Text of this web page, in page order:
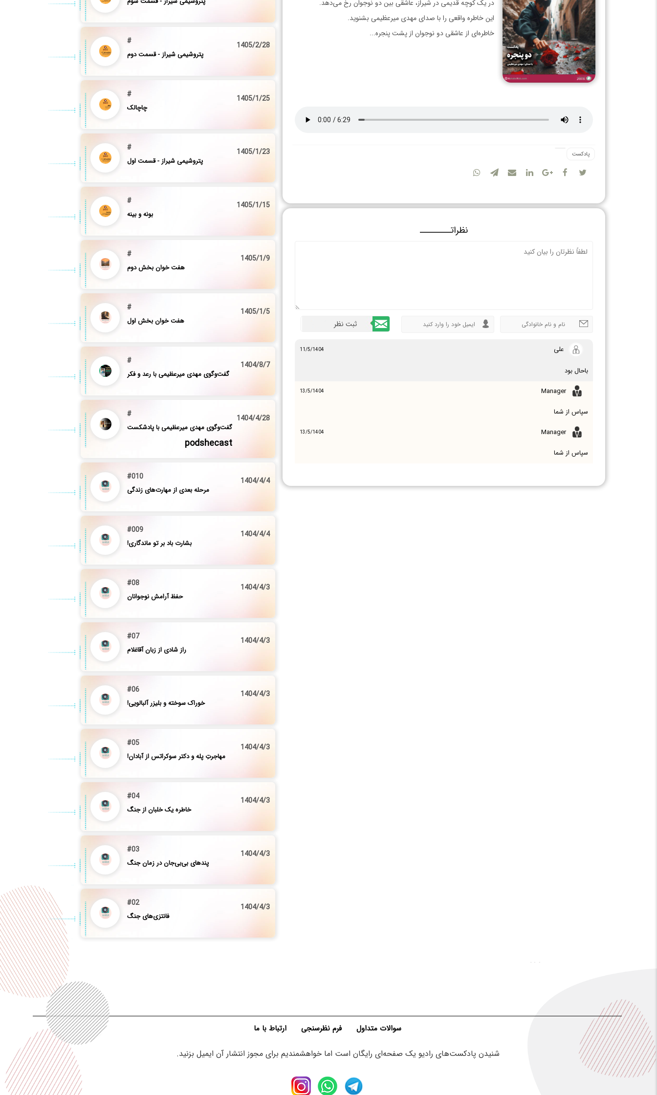
در یک کوچه قدیمی در شیراز، عاشقی بین دو نوجوان رخ می‌دهد.
این خاطره واقعی را با صدای مهدی میرعظیمی بشنوید.
خاطره‌ای از عاشقی دو نوجوان از پشت پنجره...
پادکست
نظراتـــــــــ
علی 11/5/1404
باحال بود
Manager
13/5/1404
سپاس از شما
Manager
13/5/1404
سپاس از شما
#
پتروشیمی شیراز - قسمت دوم
1405/2/28
#
چاچالک
1405/1/25
#
پتروشیمی شیراز - قسمت اول
1405/1/23
#
بونه و بینه
1405/1/15
#
هفت خوان بخش دوم
1405/1/9
#
هفت خوان بخش اول
1405/1/5
#
گفت‌وگوی مهدی میرعظیمی با رعد و فکر
1404/8/7
#
گفت‌وگوی مهدی میرعظیمی با پادشکست
podshecast
1404/4/28
#010
مرحله بعدی از مهارت‌های زندگی
1404/4/4
#009
بشارت باد بر تو ماندگاری!
1404/4/4
#08
حفظ آرامش نوجوانان
1404/4/3
#07
راز شادی از زبان آقاغلام
1404/4/3
#06
خوراک سوخته و بلیزر آلبالویی!
1404/4/3
#05
مهاجرتِ پله و دکتر سوکراتس از آبادان!
1404/4/3
#04
خاطره یک‌ خلبان از جنگ
1404/4/3
#03
پندهای بی‌بی‌جان در زمان جنگ
1404/4/3
#02
فانتزی‌های جنگ
1404/4/3
سوالات متداول فرم نظرسنجی ارتباط با ما
شنیدن پادکست‌های رادیو یک صفحه‌ای رایگان است اما خواهشمندیم برای مجوز انتشار آن ایمیل بزنید.